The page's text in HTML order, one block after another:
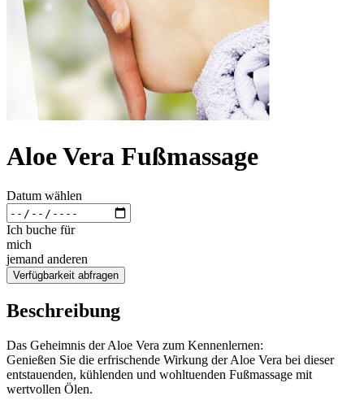
Aloe Vera Fußmassage
Datum wählen
Ich buche für
mich
jemand anderen
Verfügbarkeit abfragen
Beschreibung
Das Geheimnis der Aloe Vera zum Kennenlernen:
Genießen Sie die erfrischende Wirkung der Aloe Vera bei dieser
entstauenden, kühlenden und wohltuenden Fußmassage mit
wertvollen Ölen.